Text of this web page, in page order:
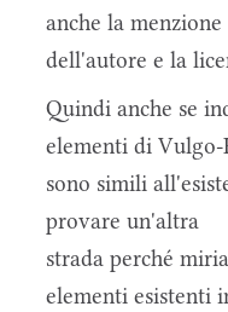
anche la menzione
dell'autore e la
Quindi anche se
elementi di Vulgo-
sono simili
provare un'altra
strada perché
elementi esistenti